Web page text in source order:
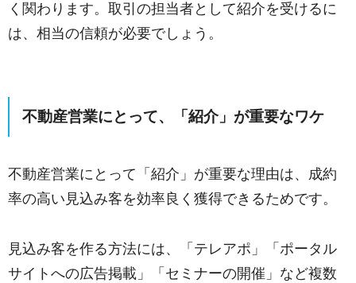
く関わります。取引の担当者として紹介を受けるに
は、相当の信頼が必要でしょう。
不動産営業にとって、「紹介」が重要なワケ
不動産営業にとって「紹介」が重要な理由は、成約
率の高い見込み客を効率良く獲得できるためです。
見込み客を作る方法には、「テレアポ」「ポータル
サイトへの広告掲載」「セミナーの開催」など複数